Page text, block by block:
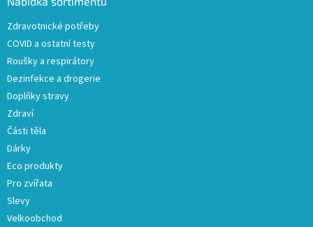
Zdravotnické potřeby
COVID a ostatní testy
Roušky a respirátory
Dezinfekce a drogerie
Doplňky stravy
Zdraví
Části těla
Dárky
Eco produkty
Pro zvířata
Slevy
Velkoobchod